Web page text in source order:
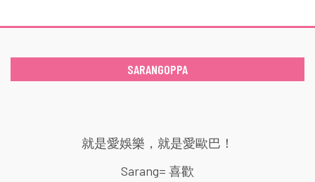
SARANGOPPA
就是愛娛樂，就是愛歐巴！
Sarang= 喜歡